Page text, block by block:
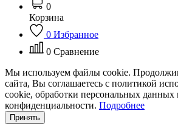
0
Корзина
0 Избранное
0 Сравнение
Мы используем файлы cookie.
сайта, Вы соглашаетесь с политикой
cookie, обработки персональных данных
конфиденциальности. Подробнее
Принять